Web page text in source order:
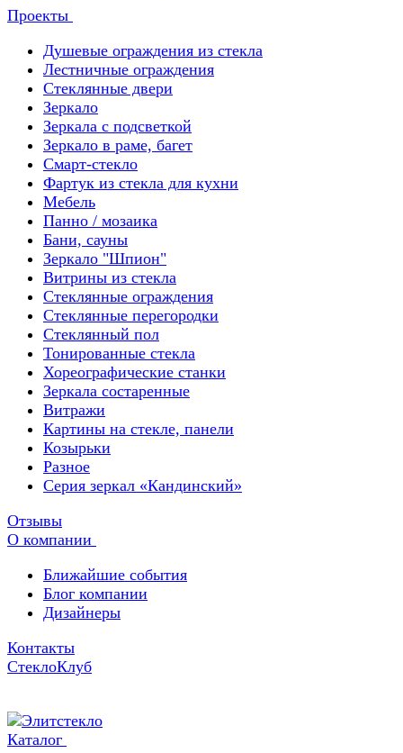
Проекты
Душевые ограждения из стекла
Лестничные ограждения
Стеклянные двери
Зеркало
Зеркала с подсветкой
Зеркало в раме, багет
Смарт-стекло
Фартук из стекла для кухни
Мебель
Панно / мозаика
Бани, сауны
Зеркало "Шпион"
Витрины из стекла
Стеклянные ограждения
Стеклянные перегородки
Стеклянный пол
Тонированные стекла
Хореографические станки
Зеркала состаренные
Витражи
Картины на стекле, панели
Козырьки
Разное
Серия зеркал «Кандинский»
Отзывы
О компании
Ближайшие события
Блог компании
Дизайнеры
Контакты
СтеклоКлуб
Каталог